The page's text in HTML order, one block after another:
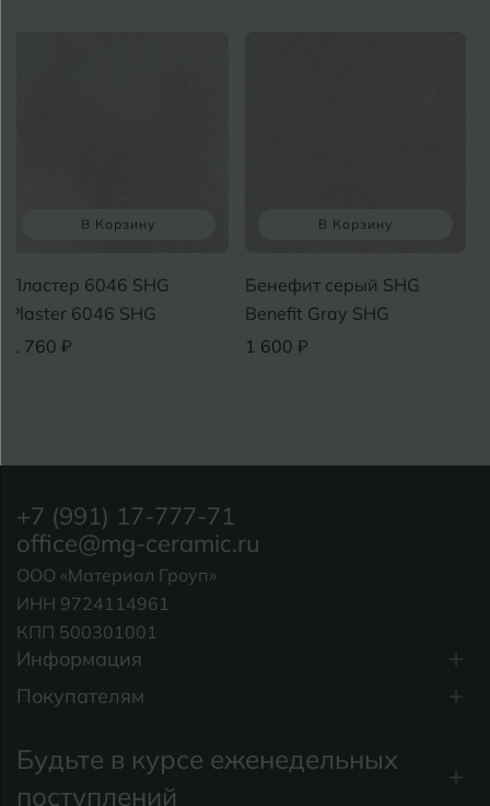
В Корзину
Пластер 6046 SHG
Plaster 6046 SHG
1 760 ₽
В Корзину
Бенефит серый SHG
Benefit Gray SHG
1 600 ₽
Информация
Покупателям
+7 (991) 17-777-71
office@mg-ceramic.ru
ООО «Материал Гроуп»
ИНН 9724114961
КПП 500301001
Будьте в курсе еженедельных
поступлений